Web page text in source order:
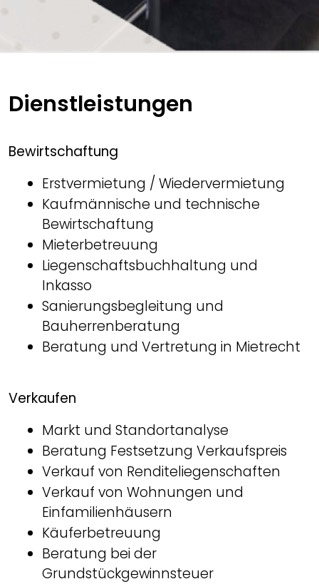
Dienstleistungen
Bewirtschaftung
Erstvermietung / Wiedervermietung
Kaufmännische und technische
Bewirtschaftung
Mieterbetreuung
Liegenschaftsbuchhaltung und
Inkasso
Sanierungsbegleitung und
Bauherrenberatung
Beratung und Vertretung in Mietrecht
Verkaufen
Markt und Standortanalyse
Beratung Festsetzung Verkaufspreis
Verkauf von Renditeliegenschaften
Verkauf von Wohnungen und
Einfamilienhäusern
Käuferbetreuung
Beratung bei der
Grundstückgewinnsteuer